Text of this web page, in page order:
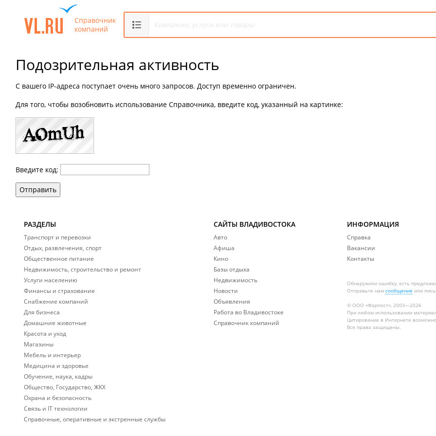
Справочник
компаний
Подозрительная активность
С вашего IP-адреса поступает очень много запросов. Доступ временно ограничен.
Для того, чтобы возобновить использование Справочника, введите код, указанный на картинке:
Введите код:
Отправить
РАЗДЕЛЫ
Транспорт и перевозки
Отдых, развлечения, спорт
Общественное питание
Недвижимость, строительство и ремонт
Услуги населению
Финансы и страхование
Снабжение компаний
Для бизнеса
Домашние животные
Красота и уход
Магазины
Мебель и интерьер
Медицина и здоровье
Обучение, наука, кадры
Общество, Государство, ЖКХ
Охрана и безопасность
Связь и IT технологии
Справочные, оперативные и экстренные службы
САЙТЫ ВЛАДИВОСТОКА
Авто
Афиша
Кино
Базы отдыха
Недвижимость
Новости
Объявления
Работа во Владивостоке
Справочник компаний
ИНФОРМАЦИЯ
Справка
Вакансии
Контакты
Обнаружили ошибку, есть
Отправьте нам сообщение или
© ООО «Фарпост», 2003—2026
При любом использовании
Цитирование в Интернете
Все права защищены.